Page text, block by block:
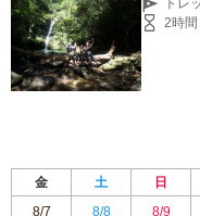
トレ
2時間
金 土 日
8/7
8/8 8/9